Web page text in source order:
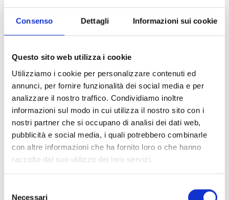
Consenso Dettagli Informazioni sui cookie
Questo sito web utilizza i cookie
Utilizziamo i cookie per personalizzare contenuti ed
annunci, per fornire funzionalità dei social media e per
analizzare il nostro traffico. Condividiamo inoltre
informazioni sul modo in cui utilizza il nostro sito con i
nostri partner che si occupano di analisi dei dati web,
pubblicità e social media, i quali potrebbero combinarle
con altre informazioni che ha fornito loro o che hanno
raccolto dal suo utilizzo dei loro servizi.
Necessari
Danimarca(Stati che partecipano al programma
Justice)
Partenariato:Le domande devono essere
transnazionali, cioè coinvolgerealmeno due entità
ammissibili stabilite in due diversi paesi partecipanti al
programma Justice (vedi punto precedente).
Entità del contributo
Il budget totale a valere sul presente bando ammonta
all'80%dei costi ammissibili.